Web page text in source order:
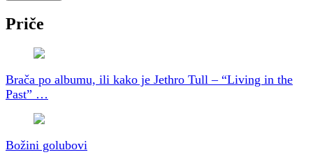
Priče
Brača po albumu, ili kako je Jethro Tull – “Living in the
Past” …
Božini golubovi